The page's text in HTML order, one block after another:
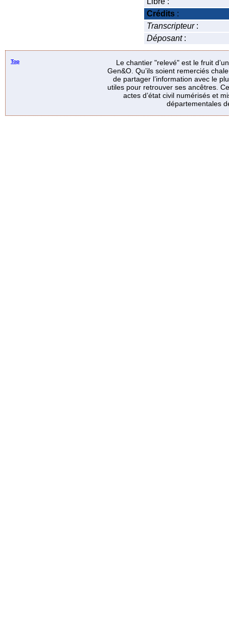
Crédits :
Transcripteur:
Déposant:
Top
Le chantier "relevé" est le fruit
Gen&O. Qu’ils soient remerciés
de partager l’information avec le
utiles pour retrouver ses ancêtres.
actes d’état civil numérisés et
départementales